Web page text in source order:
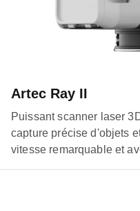
Artec Ray II
Puissant scanner laser
capture précise d'objets
vitesse remarquable et